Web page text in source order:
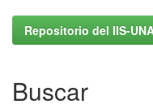
Repositorio del IIS-
Buscar